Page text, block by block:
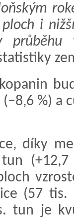
i
%) a
díky
(+12,7
(57
tun je